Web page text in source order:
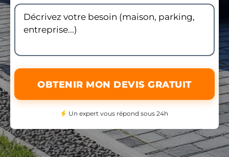
OBTENIR MON DEVIS GRATUIT
Un expert vous répond sous 24h